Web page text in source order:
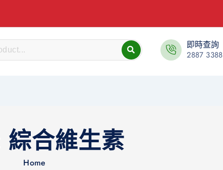
即時查詢
2887 3388
綜合維生素
Home